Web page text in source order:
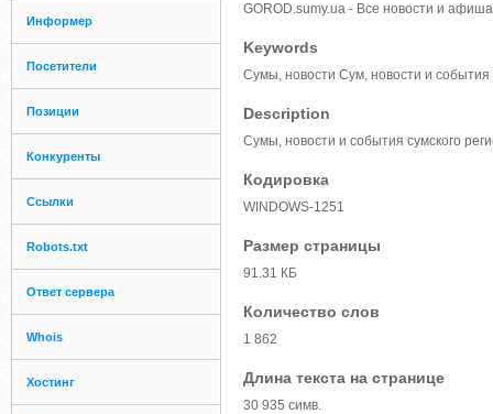
Информер
Посетители
Позиции
Конкуренты
Ссылки
Robots.txt
Ответ сервера
Whois
Хостинг
GOROD.sumy.ua - Все новости и
Keywords
Сумы, новости Сум, новости и
Description
Сумы, новости и события сумского
Кодировка
WINDOWS-1251
Размер страницы
91.31 КБ
Количество слов
1 862
Длина текста на странице
30 935 симв.